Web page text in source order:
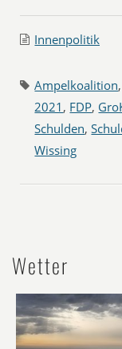
Innenpolitik
Ampelkoalition,
2021 , FDP,
Schulden,
Wissing
Wetter